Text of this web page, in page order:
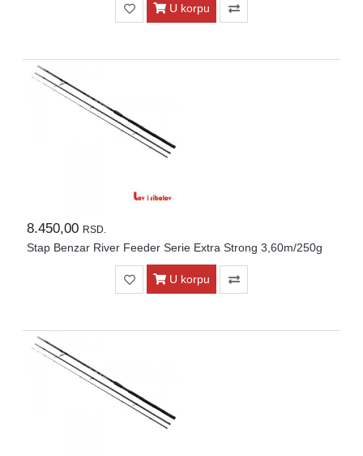
U korpu
8.450,00 RSD.
Stap Benzar River Feeder Serie Extra Strong 3,60m/250g
U korpu